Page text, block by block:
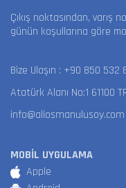
Çıkış noktasından, varış
günün koşullarına göre
Bize Ulaşın : +90 850 532
Atatürk Alanı No:1 61100
info@aliosmanulusoy.com
MOBİL UYGULAMA
Apple